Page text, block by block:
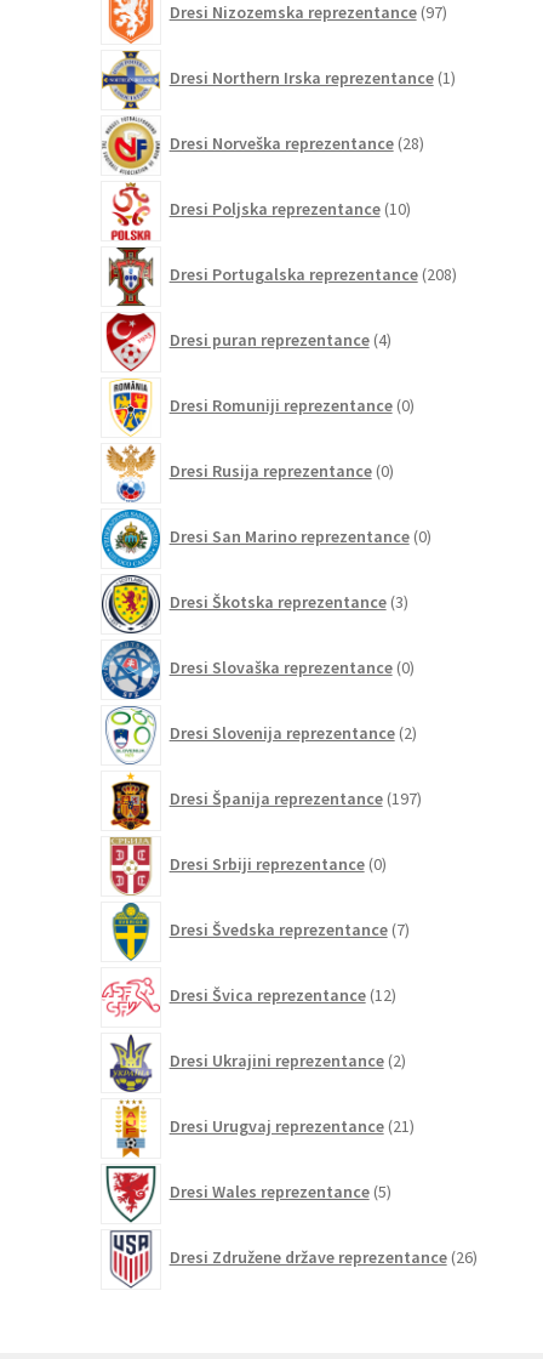
Dresi Nizozemska reprezentance 97izdelkov
Dresi Northern Irska reprezentance 1izdelek
Dresi Norveška reprezentance 28izdelkov
Dresi Poljska reprezentance 10izdelkov
Dresi Portugalska reprezentance 208izdelkov
Dresi puran reprezentance 4izdelki
Dresi Romuniji reprezentance 0izdelkov
Dresi Rusija reprezentance 0izdelkov
Dresi San Marino reprezentance 0izdelkov
Dresi Škotska reprezentance 3izdelki
Dresi Slovaška reprezentance 0izdelkov
Dresi Slovenija reprezentance 2izdelka
Dresi Španija reprezentance 197izdelkov
Dresi Srbiji reprezentance 0izdelkov
Dresi Švedska reprezentance 7izdelkov
Dresi Švica reprezentance 12izdelkov
Dresi Ukrajini reprezentance 2izdelka
Dresi Urugvaj reprezentance 21izdelkov
Dresi Wales reprezentance 5izdelkov
Dresi Združene države reprezentance 26izdelkov